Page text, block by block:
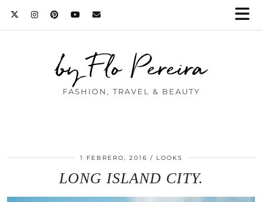
by Flo Pereira
FASHION, TRAVEL & BEAUTY
1 FEBRERO, 2016 LOOKS
LONG ISLAND CITY.